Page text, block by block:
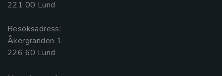
221 00 Lund
Besöksadress:
Åkergränden 1